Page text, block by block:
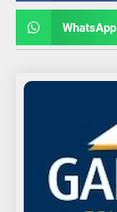
WhatsApp